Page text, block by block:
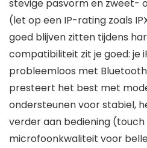
stevige pasvorm en zweet-
(let op een IP-rating zoals
goed blijven zitten tijdens
compatibiliteit zit je goed: je
probleemloos met
presteert het best met
ondersteunen voor stabiel,
verder aan bediening
microfoonkwaliteit voor